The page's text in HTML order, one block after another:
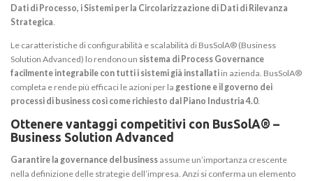
Dati di Processo, i Sistemi per la Circolarizzazione di Dati di Rilevanza
Strategica
Le caratteristiche di configurabilità e scalabilità di BusSolA® (Business
Solution Advanced) lo rendono un sistema di Process Governance
facilmente integrabile con tutti i sistemi già installati in azienda. BusSolA®
completa e rende più efficaci le azioni per la gestione e il governo dei
processi di business così come richiesto dal Piano Industria 4.0.
Ottenere vantaggi competitivi con BusSolA® –
Business Solution Advanced
Garantire la governance del business assume un’importanza crescente
nella definizione delle strategie dell’impresa. Anzi si conferma un elemento